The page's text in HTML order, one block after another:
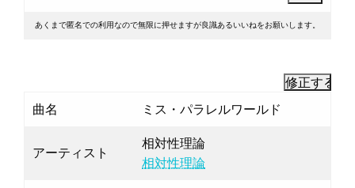
あくまで匿名での利用なので無限に押せますが良識あるいいねをお願いします。
曲名 ミス・パラレルワールド
アーティスト
相対性理論
相対性理論